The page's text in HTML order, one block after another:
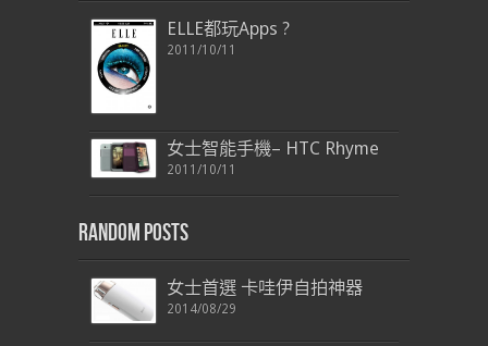
ELLE都玩Apps ?
2011/10/11
女士智能手機– HTC Rhyme
2011/10/11
Random Posts
女士首選 卡哇伊自拍神器
2014/08/29